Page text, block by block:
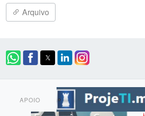
Arquivo
APOIO